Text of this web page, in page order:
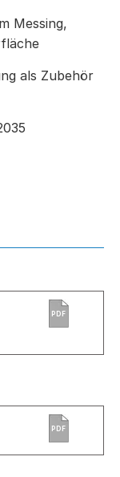
Messing,
als Zubehör
PDF
PDF